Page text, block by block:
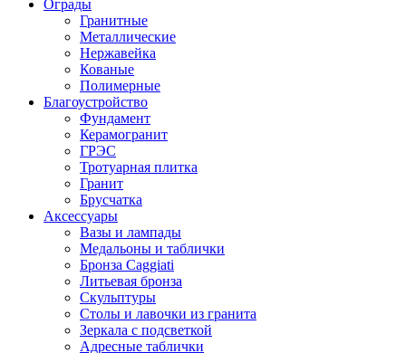
Ограды
Гранитные
Металлические
Нержавейка
Кованые
Полимерные
Благоустройство
Фундамент
Керамогранит
ГРЭС
Тротуарная плитка
Гранит
Брусчатка
Аксессуары
Вазы и лампады
Медальоны и таблички
Бронза Caggiati
Литьевая бронза
Скульптуры
Столы и лавочки из гранита
Зеркала с подсветкой
Адресные таблички